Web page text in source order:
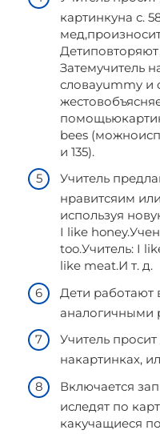
картинкуна с.
Затемучитель
словаyummy
bees
и 135).
Учитель
нравитсяим
используя
I like
too.Учитель: I
like meat.И т. д.
Дети работают
аналогичными
Учитель просит
накартинках,
Включается
иследят по
какучащиеся